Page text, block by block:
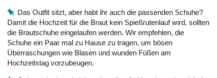
Das Outfit sitzt, aber habt ihr auch die passenden Schuhe?
Damit die Hochzeit für die Braut kein Spießrutenlauf wird, sollten
die Brautschuhe eingelaufen werden. Wir empfehlen, die
Schuhe ein Paar mal zu Hause zu tragen, um bösen
Überraschungen wie Blasen und wunden Füßen am
Hochzeitstag vorzubeugen.